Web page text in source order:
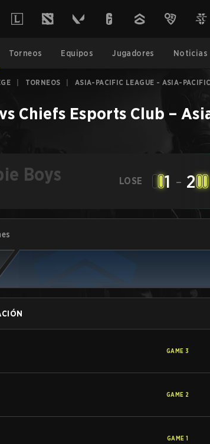
Torneos Equipos Jugadores Noticias
TORNEOS ASIA-PACIFIC LEAGUE - ASIA-
Chiefs Esports Club –
Boys LOSE 1 - 2
GAME 3
GAME 2
GAME 1